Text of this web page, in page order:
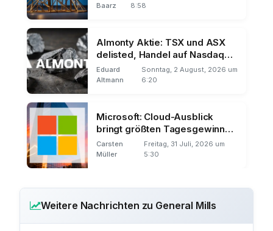
Baarz
8:58
Almonty Aktie: TSX und ASX
delisted, Handel auf Nasdaq
und Frankfurt
Eduard
Altmann
Sonntag, 2 August, 2026 um
6:20
Microsoft: Cloud-Ausblick
bringt größten Tagesgewinn
der Börsengeschichte
Carsten
Müller
Freitag, 31 Juli, 2026 um
5:30
Weitere Nachrichten zu General Mills